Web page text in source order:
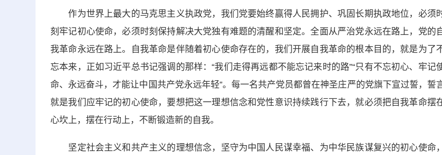
作为世界上最大的马克思主义执政党，我们党要始终赢得人民拥护、巩固长期执政地位，必须
刻牢记初心使命，必须时刻保持解决大党独有难题的清醒和坚定。全面从严治党永远在路上，党的
我革命永远在路上。自我革命是伴随着初心使命存在的，我们开展自我革命的根本目的，就是为了
忘本来，正如习近平总书记强调的那样：“我们走得再远都不能忘记来时的路”“只有不忘初心、牢记
命、永远奋斗，才能让中国共产党永远年轻”。每一名共产党员都曾在神圣庄严的党旗下宣过誓，誓
就是我们应牢记的初心使命，要想把这一理想信念和党性意识持续践行下去，就必须把自我革命摆
心坎上，摆在行动上，不断锻造新的自我。
坚定社会主义和共产主义的理想信念，坚守为中国人民谋幸福、为中华民族谋复兴的初心使命，